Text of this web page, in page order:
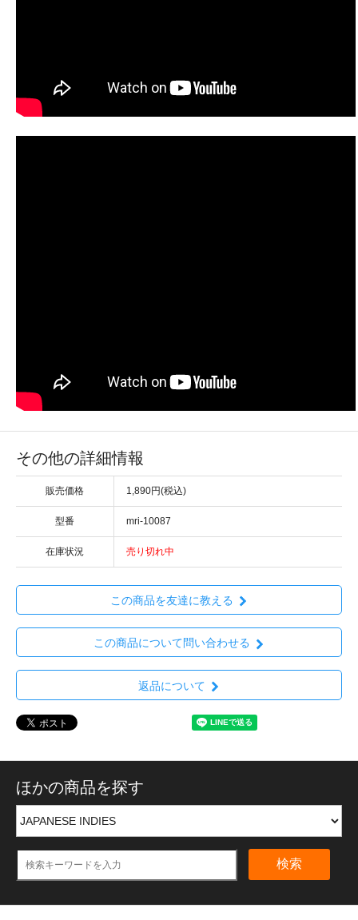
その他の詳細情報
販売価格 1,890円(税込)
型番 mri-10087
在庫状況 売り切れ中
この商品を友達に教える
この商品について問い合わせる
返品について
ほかの商品を探す
検索